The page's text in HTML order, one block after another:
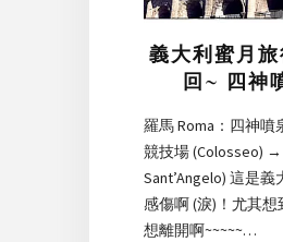
義大利蜜月
回~ 四神
羅馬 Roma：四神噴
競技場 (Colosseo)
Sant’Angelo) 這是
感傷啊 (淚)！尤其
想離開啊~~~~~…